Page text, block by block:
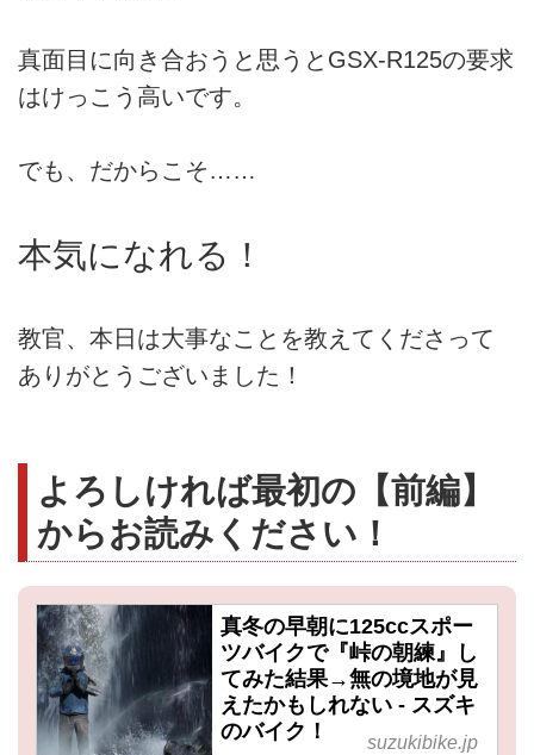
真面目に向き合おうと思うとGSX-R125の要求
はけっこう高いです。
でも、だからこそ……
本気になれる！
教官、本日は大事なことを教えてくださって
ありがとうございました！
よろしければ最初の【前編】
からお読みください！
真冬の早朝に125ccスポー
ツバイクで『峠の朝練』し
てみた結果→無の境地が見
えたかもしれない - スズキ
のバイク！
suzukibike.jp